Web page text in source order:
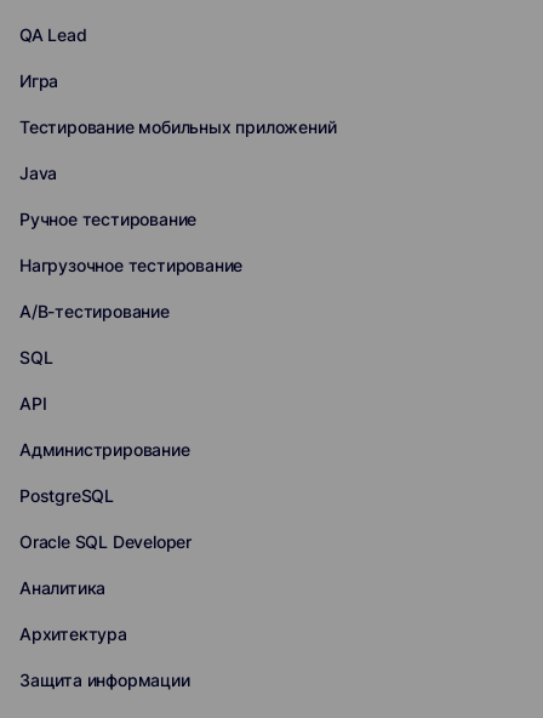
QA Lead
Игра
Тестирование мобильных приложений
Java
Ручное тестирование
Нагрузочное тестирование
A/B-тестирование
SQL
API
Администрирование
PostgreSQL
Oracle SQL Developer
Аналитика
Архитектура
Защита информации